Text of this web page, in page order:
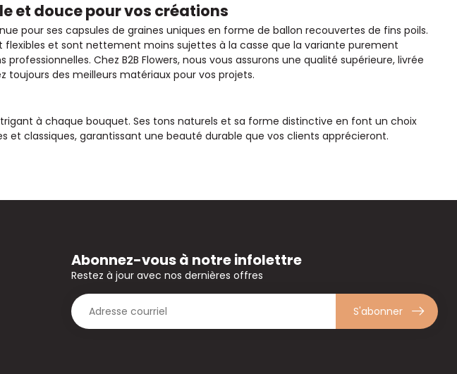
et douce pour vos créations
pour ses capsules de graines uniques en forme de ballon recouvertes de fins poils.
et sont nettement moins sujettes à la casse que la variante purement
Chez B2B Flowers, nous vous assurons une qualité supérieure, livrée
des meilleurs matériaux pour vos projets.
à chaque bouquet. Ses tons naturels et sa forme distinctive en font un choix
et classiques, garantissant une beauté durable que vos clients apprécieront.
Abonnez-vous à notre infolettre
Restez à jour avec nos dernières offres
S'abonner